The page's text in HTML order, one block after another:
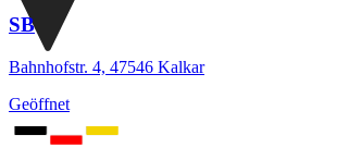
SB
Bahnhofstr. 4, 47546 Kalkar
Geöffnet